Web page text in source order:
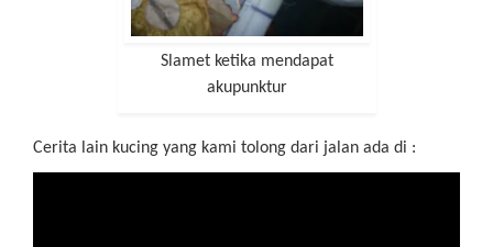
Slamet ketika mendapat
akupunktur
Cerita lain kucing yang kami tolong dari jalan ada di :